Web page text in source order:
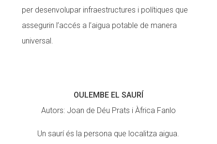
per desenvolupar infraestructures i polítiques que
assegurin l’accés a l’aigua potable de manera
universal.
OULEMBE EL SAURÍ
Autors: Joan de Déu Prats i Àfrica Fanlo
Un saurí és la persona que localitza aigua.